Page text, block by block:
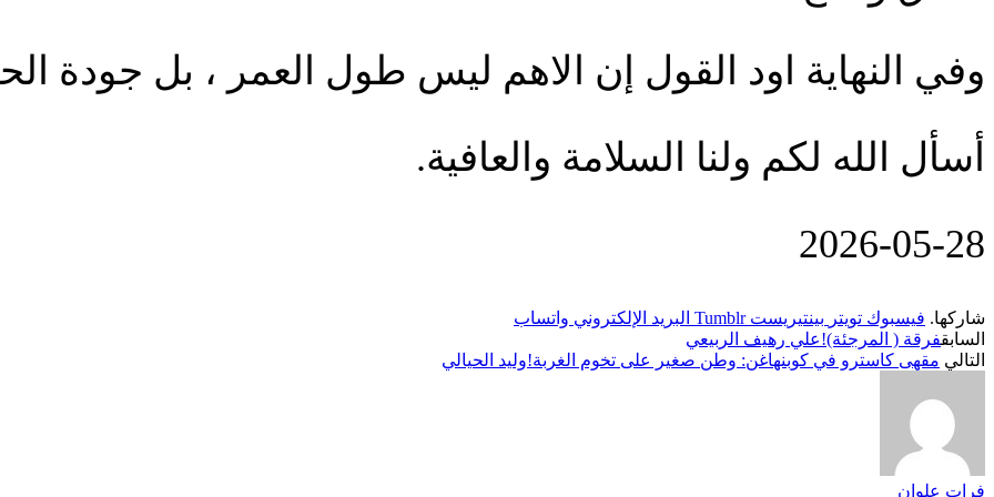
وفي النهاية اود القول إن الاهم ليس طول العمر ، بل جودة
أسأل الله لكم ولنا السلامة والعافية.
‎2026-‎05-‎28
شاركها. فيسبوك تويتر بينتيريست Tumblr البريد الإلكتروني واتساب
السابقفرقة ( المرجئة)!علي رهيف الربيعي
التالي مقهى كاسترو في كوبنهاغن: وطن صغير على تخوم الغربة!وليد الحيالي
فرات علوان